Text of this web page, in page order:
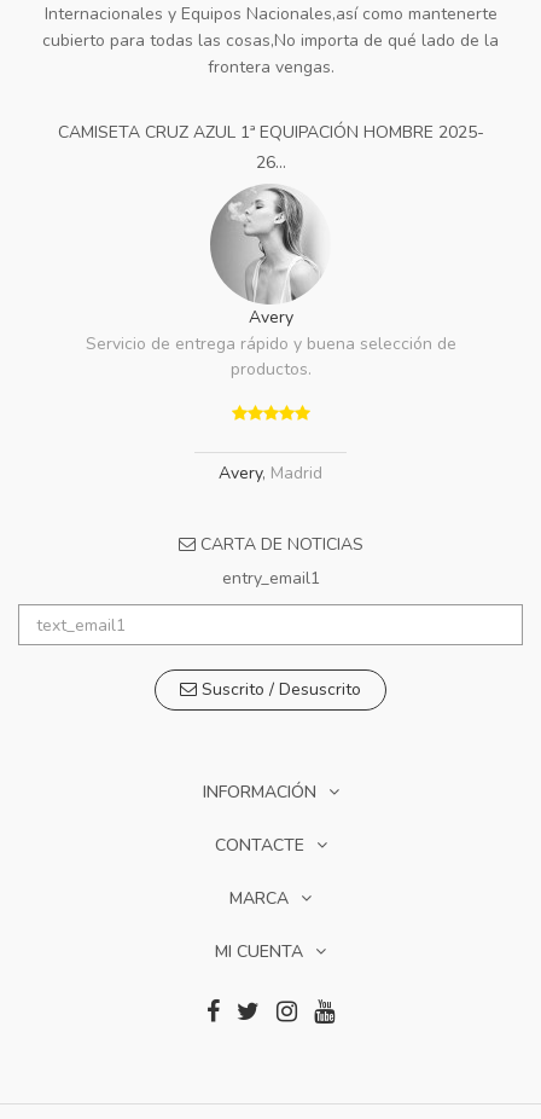
Internacionales y Equipos Nacionales,así como mantenerte
cubierto para todas las cosas,No importa de qué lado de la
frontera vengas.
CAMISETA CRUZ AZUL 1ª EQUIPACIÓN HOMBRE 2025-
26...
Avery
Servicio de entrega rápido y buena selección de
productos.
Avery, Madrid
CARTA DE NOTICIAS
entry_email1
Suscrito / Desuscrito
INFORMACIÓN
CONTACTE
MARCA
MI CUENTA